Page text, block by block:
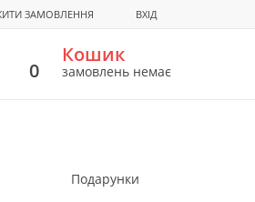
ЗАМОВЛЕННЯ ВХІД
0
Кошик
замовлень немає
Подарунки